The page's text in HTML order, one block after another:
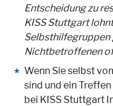
Entscheidung zu
KISS Stuttgart
Selbsthilfegruppen
Nichtbetroffenen
Wenn Sie selbst
sind und ein
bei KISS Stuttgart